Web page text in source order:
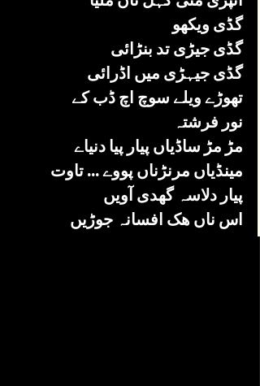
گڈی ویکھو
گڈی جیڑی تد بنڑائی
گڈی جیہڑی میں اڈرائی
تھوڑے ویلے سوچ اچ ڈب کے
نور فرشتہ
مڑ مڑ ساڈیاں پیار پیا دنیاے
مینڈیاں مرنڑناں پووے ... تاوت
پیار دلاسہ گھدی آویں
اس ناں ھک افسانہ جوڑیں